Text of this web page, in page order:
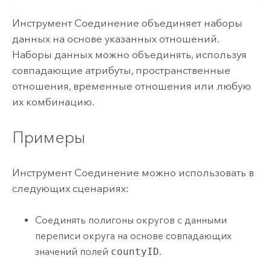
Инструмент Соединение объединяет наборы
данных на основе указанных отношений.
Наборы данных можно объединять, используя
совпадающие атрибуты, пространственные
отношения, временные отношения или любую
их комбинацию.
Примеры
Инструмент Соединение можно использовать в
следующих сценариях:
Соединять полигоны округов с данными
переписи округа на основе совпадающих
значений полей countyID.